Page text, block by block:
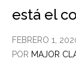
está el
FEBRERO 1,
POR MAJOR